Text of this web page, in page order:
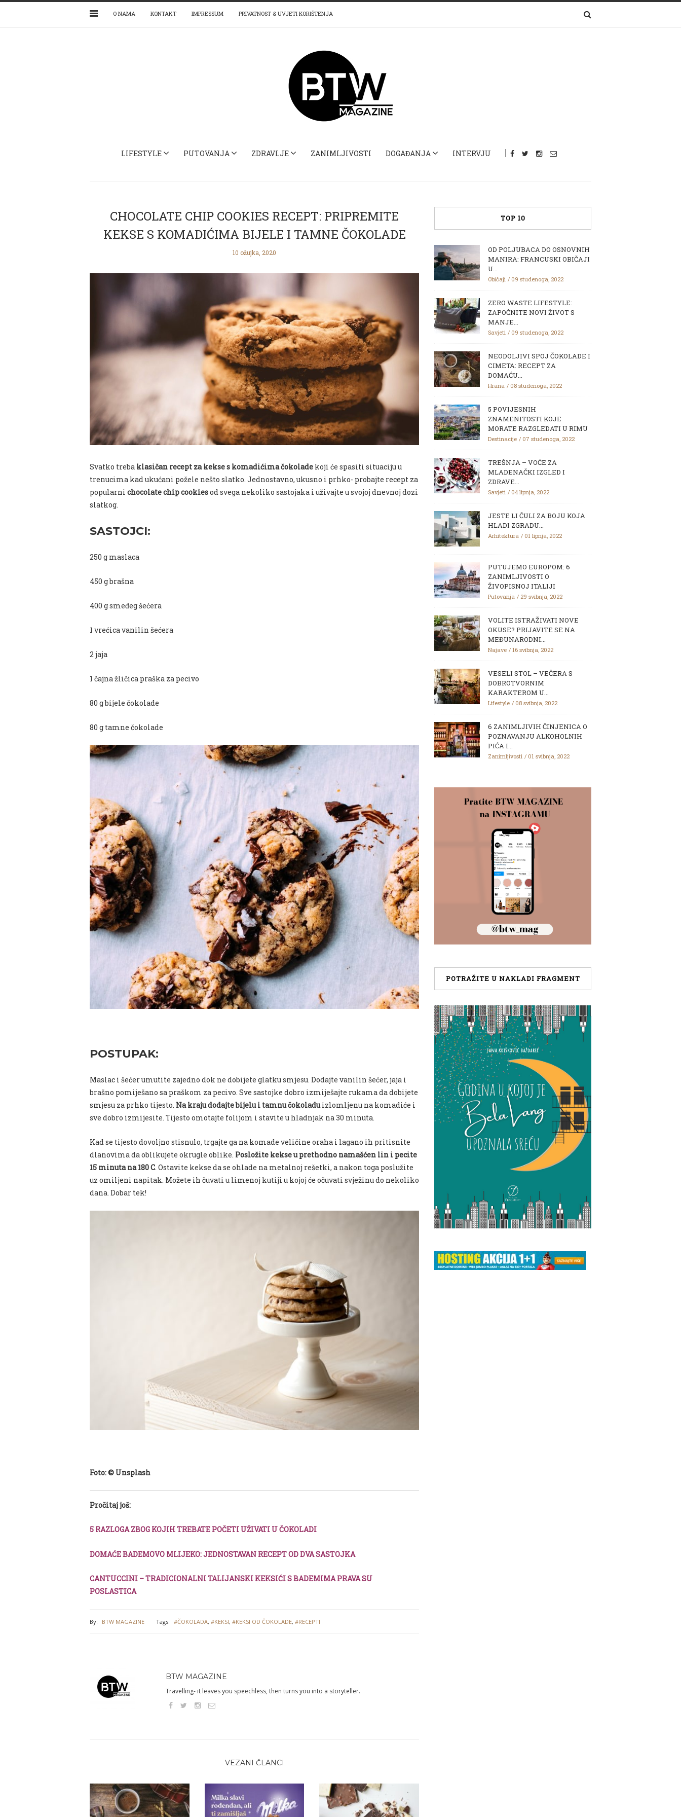
O NAMA KONTAKT IMPRESSUM PRIVATNOST & UVJETI KORIŠTENJA
LIFESTYLE PUTOVANJA ZDRAVLJE ZANIMLJIVOSTI DOGAĐANJA INTERVJU
CHOCOLATE CHIP COOKIES RECEPT: PRIPREMITE
KEKSE S KOMADIĆIMA BIJELE I TAMNE ČOKOLADE
10 ožujka, 2020
Svatko treba klasičan recept za kekse s komadićima čokolade koji će spasiti situaciju u
trenucima kad ukućani požele nešto slatko. Jednostavno, ukusno i prhko- probajte recept za
popularni chocolate chipcookiesod svega nekoliko sastojaka i uživajte u svojoj dnevnoj dozi
slatkog.
SASTOJCI:
250 g maslaca
450 g brašna
400 g smeđeg šećera
1 vrećica vanilin šećera
2 jaja
1 čajna žličica praška za pecivo
80 g bijele čokolade
80 g tamne čokolade
POSTUPAK:
Maslac i šećer umutite zajedno dok ne dobijete glatku smjesu. Dodajte vanilin šećer, jaja i
brašno pomiješano sa praškom za pecivo. Sve sastojke dobro izmiješajte rukama da dobijete
smjesu za prhko tijesto. Na kraju dodajte bijelu i tamnu čokoladuizlomljenu na komadiće i
sve dobro izmijesite. Tijesto omotajte folijom i stavite u hladnjak na 30 minuta.
Kad se tijesto dovoljno stisnulo, trgajte ga na komade veličine oraha i lagano ih pritisnite
dlanovima da oblikujete okrugle oblike. Posložite kekse u prethodno namašćen lin i pecite
15 minuta na 180 C. Ostavite kekse da se ohlade na metalnoj rešetki, a nakon toga poslužite
uz omiljeni napitak. Možete ih čuvati u limenoj kutiji u kojoj će očuvati svježinu do nekoliko
dana. Dobar tek!
Foto: © Unsplash
Pročitaj još:
5 RAZLOGA ZBOG KOJIH TREBATE POČETI UŽIVATI U ČOKOLADI
DOMAĆE BADEMOVO MLIJEKO: JEDNOSTAVAN RECEPT OD DVA SASTOJKA
CANTUCCINI – TRADICIONALNI TALIJANSKI KEKSIĆI S BADEMIMA PRAVA SU
POSLASTICA
By: BTW MAGAZINE Tags: #ČOKOLADA, #KEKSI, #KEKSI OD ČOKOLADE, #RECEPTI
BTW MAGAZINE
Travelling- it leaves you speechless, then turns you into a storyteller.
VEZANI ČLANCI
TOP 10
OD POLJUBACA DO OSNOVNIH
MANIRA: FRANCUSKI OBIČAJI
U...
Običaji 09 studenoga, 2022
ZERO WASTE LIFESTYLE:
ZAPOČNITE NOVI ŽIVOT S
MANJE...
Savjeti 09 studenoga, 2022
NEODOLJIVI SPOJ ČOKOLADE I
CIMETA: RECEPT ZA
DOMAĆU...
Hrana 08 studenoga, 2022
5 POVIJESNIH
ZNAMENITOSTI KOJE
MORATE RAZGLEDATI U RIMU
Destinacije 07 studenoga, 2022
TREŠNJA – VOĆE ZA
MLADENAČKI IZGLED I
ZDRAVE...
Savjeti 04 lipnja, 2022
JESTE LI ČULI ZA BOJU KOJA
HLADI ZGRADU...
Arhitektura 01 lipnja, 2022
PUTUJEMO EUROPOM: 6
ZANIMLJIVOSTI O
ŽIVOPISNOJ ITALIJI
Putovanja 29 svibnja, 2022
VOLITE ISTRAŽIVATI NOVE
OKUSE? PRIJAVITE SE NA
MEĐUNARODNI...
Najave 16 svibnja, 2022
VESELI STOL – VEČERA S
DOBROTVORNIM
KARAKTEROM U...
Lifestyle 08 svibnja, 2022
6 ZANIMLJIVIH ČINJENICA O
POZNAVANJU ALKOHOLNIH
PIĆA I...
Zanimljivosti 01 svibnja, 2022
POTRAŽITE U NAKLADI FRAGMENT